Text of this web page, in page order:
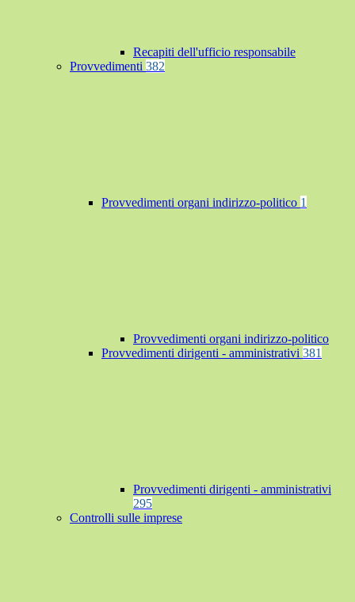
Recapiti dell'ufficio responsabile
Provvedimenti 382
Provvedimenti organi indirizzo-politico 1
Provvedimenti organi indirizzo-politico
Provvedimenti dirigenti - amministrativi 381
Provvedimenti dirigenti - amministrativi
295
Controlli sulle imprese